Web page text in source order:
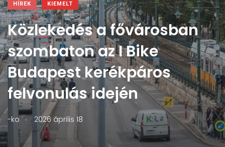
HÍREK KIEMELT
Közlekedés a fővárosban
szombaton az I Bike
Budapest kerékpáros
felvonulás idején
-ko . 2026 április 18